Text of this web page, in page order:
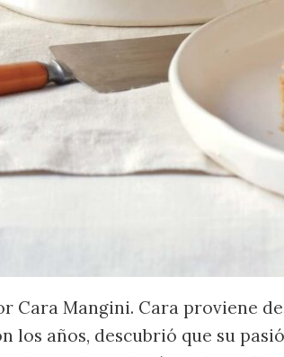
Cara Mangini. Cara proviene
los años, descubrió que su